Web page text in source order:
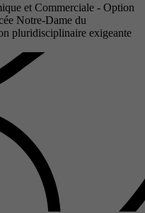
et Commerciale - Option
Notre-Dame du
pluridisciplinaire exigeante